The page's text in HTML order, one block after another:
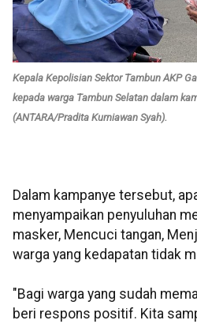
Kepala Kepolisian Sektor Tambun AKP
kepada warga Tambun Selatan dalam
(ANTARA/Pradita Kurniawan Syah).
Dalam kampanye tersebut,
menyampaikan penyuluhan
masker, Mencuci tangan,
warga yang kedapatan tidak
"Bagi warga yang sudah
beri respons positif. Kita